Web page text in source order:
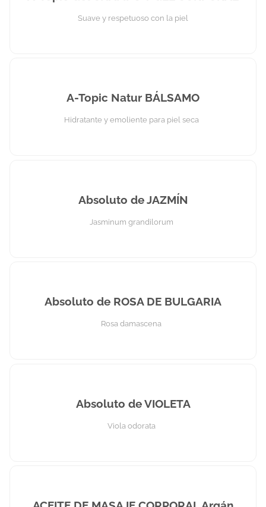
Suave y respetuoso con la piel
A-Topic Natur BÁLSAMO
Hidratante y emoliente para piel seca
Absoluto de JAZMÍN
Jasminum grandilorum
Absoluto de ROSA DE BULGARIA
Rosa damascena
Absoluto de VIOLETA
Viola odorata